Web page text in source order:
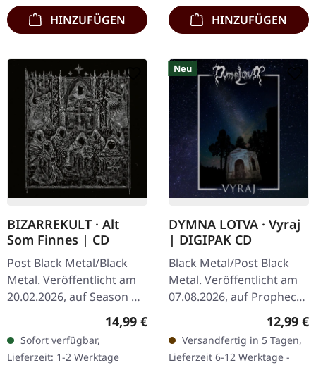
HINZUFÜGEN HINZUFÜGEN
BIZARREKULT · Alt
Som Finnes | CD
Post Black Metal/Black
Metal. Veröffentlicht am
20.02.2026, auf Season Of
Activists. CD im Jewelcase
mit 8-seitigem Booklet.…
Regulärer Preis:
14,99 €
Sofort verfügbar,
Lieferzeit: 1-2 Werktage
Neu
DYMNA LOTVA · Vyraj
| DIGIPAK CD
Black Metal/Post Black
Metal. Veröffentlicht am
07.08.2026, auf Prophecy
Productions. Digipak-CD
mit 16-seitigem Booklet.
Dymna Lotva liefern mit…
12,99 €
Versandfertig in 5 Tagen,
Lieferzeit 6-12 Werktage -